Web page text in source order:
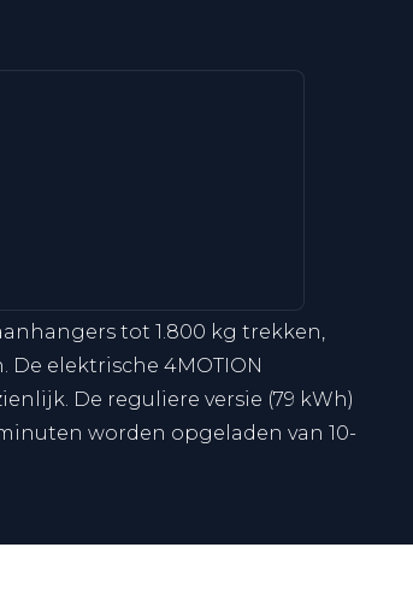
tot 1.800 kg trekken,
elektrische 4MOTION
De reguliere versie (79 kWh)
worden opgeladen van 10-